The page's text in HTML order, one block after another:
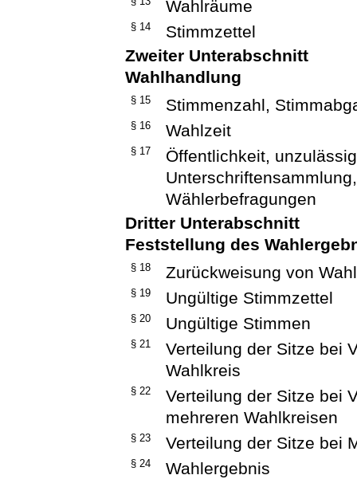
Wahlräume
§ 14
Stimmzettel
Zweiter Unterabschnitt
Wahlhandlung
§ 15 Stimmenzahl,
§ 16 Wahlzeit
§ 17
Öffentlichkeit,
Wählerbefragungen
Dritter Unterabschnitt
Feststellung des
§ 18 Zurückweisung von
§ 19 Ungültige Stimmzettel
§ 20 Ungültige Stimmen
§ 21
Verteilung der Sitze bei
Wahlkreis
§ 22
Verteilung der Sitze bei
mehreren Wahlkreisen
§ 23 Verteilung der Sitze bei
§ 24
Wahlergebnis